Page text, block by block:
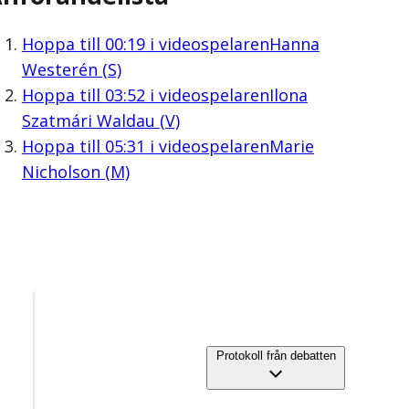
Hoppa till 00:19i videospelarenHanna
Westerén (S)
Hoppa till 03:52 i videospelarenIlona
Szatmári Waldau (V)
Hoppa till 05:31 i videospelarenMarie
Nicholson (M)
Protokoll från debatten